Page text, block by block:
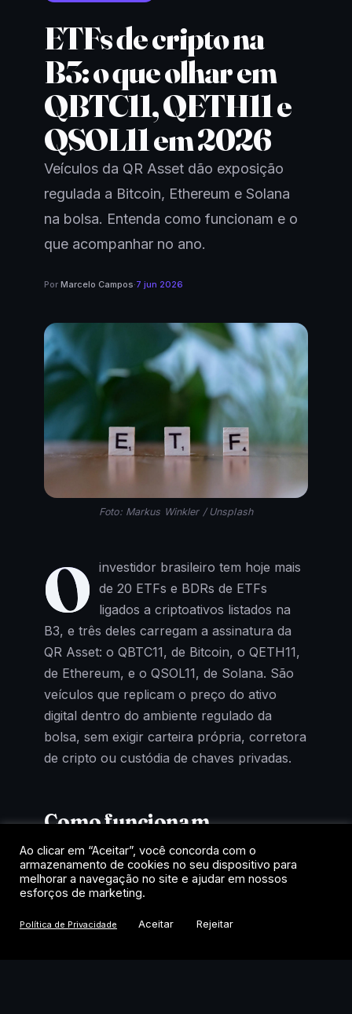
ETFs de cripto na
B3: o que olhar em
QBTC11, QETH11 e
QSOL11 em 2026
Veículos da QR Asset dão exposição
regulada a Bitcoin, Ethereum e Solana
na bolsa. Entenda como funcionam e o
que acompanhar no ano.
Por Marcelo Campos·7 jun 2026
Foto: Markus Winkler / Unsplash
O investidor brasileiro tem hoje mais
de 20 ETFs e BDRs de ETFs
ligados a criptoativos listados na
B3, e três deles carregam a assinatura da
QR Asset: o QBTC11, de Bitcoin, o QETH11,
de Ethereum, e o QSOL11, de Solana. São
veículos que replicam o preço do ativo
digital dentro do ambiente regulado da
bolsa, sem exigir carteira própria, corretora
de cripto ou custódia de chaves privadas.
Como funcionam
Cada cota representa uma fração de um
fundo que mantém exposição ao criptoativo
de referência. A negociação acontece no
home broker, como uma ação, com
Ao clicar em “Aceitar”, você concorda com o
armazenamento de cookies no seu dispositivo para
melhorar a navegação no site e ajudar em nossos
esforços de marketing.
Política de Privacidade Aceitar Rejeitar